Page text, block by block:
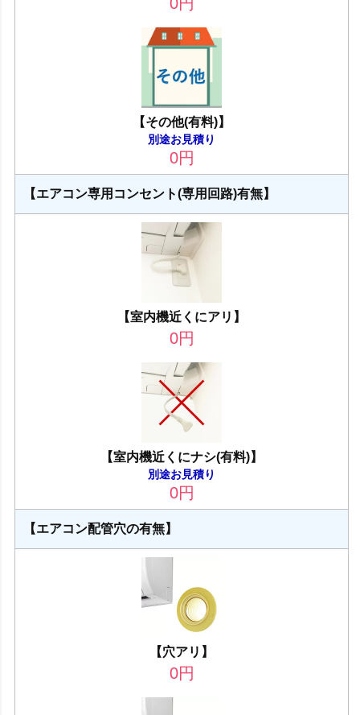
【その他(有料)】
別途お見積り
0円
【エアコン専用コンセント(専用回路)有無】
【室内機近くにアリ】
0円
【室内機近くにナシ(有料)】
別途お見積り
0円
【エアコン配管穴の有無】
【穴アリ】
0円